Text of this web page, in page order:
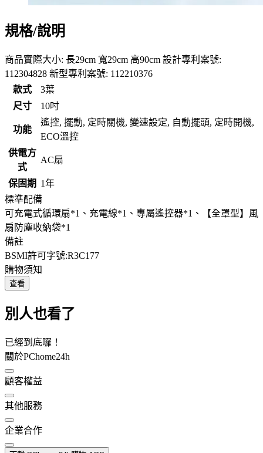
規格/說明
商品實際大小: 長29cm 寬29cm 高90cm 設計專利案號:
112304828 新型專利案號: 112210376
款式
3葉
尺寸
10吋
功能
遙控, 擺動, 定時關機, 變速設定, 自動擺頭, 定時開機,
ECO溫控
供電方
式
AC扇
保固期 1年
標準配備
可充電式循環扇*1、充電線*1、專屬遙控器*1、【全罩型】風
扇防塵收納袋*1
備註
BSMI許可字號:R3C177
購物須知
查看
別人也看了
已經到底囉！
關於PChome24h
顧客權益
其他服務
企業合作